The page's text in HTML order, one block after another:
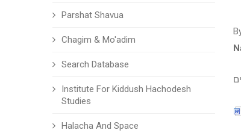
Parshat Shavua
Chagim & Mo'adim
Search Database
Institute For Kiddush Hachodesh
Studies
Halacha And Space